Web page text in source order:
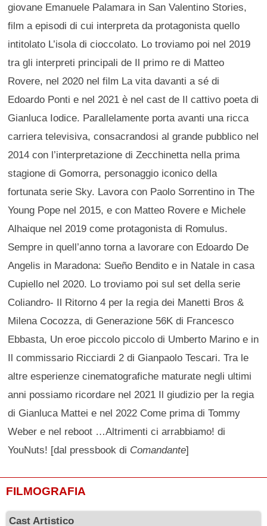
giovane Emanuele Palamara in San Valentino Stories,
film a episodi di cui interpreta da protagonista quello
intitolato L’isola di cioccolato. Lo troviamo poi nel 2019
tra gli interpreti principali de Il primo re di Matteo
Rovere, nel 2020 nel film La vita davanti a sé di
Edoardo Ponti e nel 2021 è nel cast de Il cattivo poeta di
Gianluca Iodice. Parallelamente porta avanti una ricca
carriera televisiva, consacrandosi al grande pubblico nel
2014 con l’interpretazione di Zecchinetta nella prima
stagione di Gomorra, personaggio iconico della
fortunata serie Sky. Lavora con Paolo Sorrentino in The
Young Pope nel 2015, e con Matteo Rovere e Michele
Alhaique nel 2019 come protagonista di Romulus.
Sempre in quell’anno torna a lavorare con Edoardo De
Angelis in Maradona: Sueño Bendito e in Natale in casa
Cupiello nel 2020. Lo troviamo poi sul set della serie
Coliandro- Il Ritorno 4 per la regia dei Manetti Bros &
Milena Cocozza, di Generazione 56K di Francesco
Ebbasta, Un eroe piccolo piccolo di Umberto Marino e in
Il commissario Ricciardi 2 di Gianpaolo Tescari. Tra le
altre esperienze cinematografiche maturate negli ultimi
anni possiamo ricordare nel 2021 Il giudizio per la regia
di Gianluca Mattei e nel 2022 Come prima di Tommy
Weber e nel reboot …Altrimenti ci arrabbiamo! di
YouNuts! [dal pressbook di Comandante]
FILMOGRAFIA
Cast Artistico